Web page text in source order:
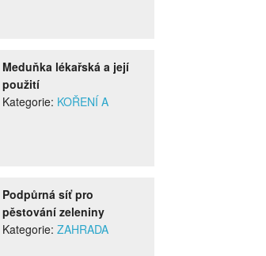
Meduňka lékařská a její
použití
Kategorie: KOŘENÍ A
Podpůrná síť pro
pěstování zeleniny
Kategorie: ZAHRADA